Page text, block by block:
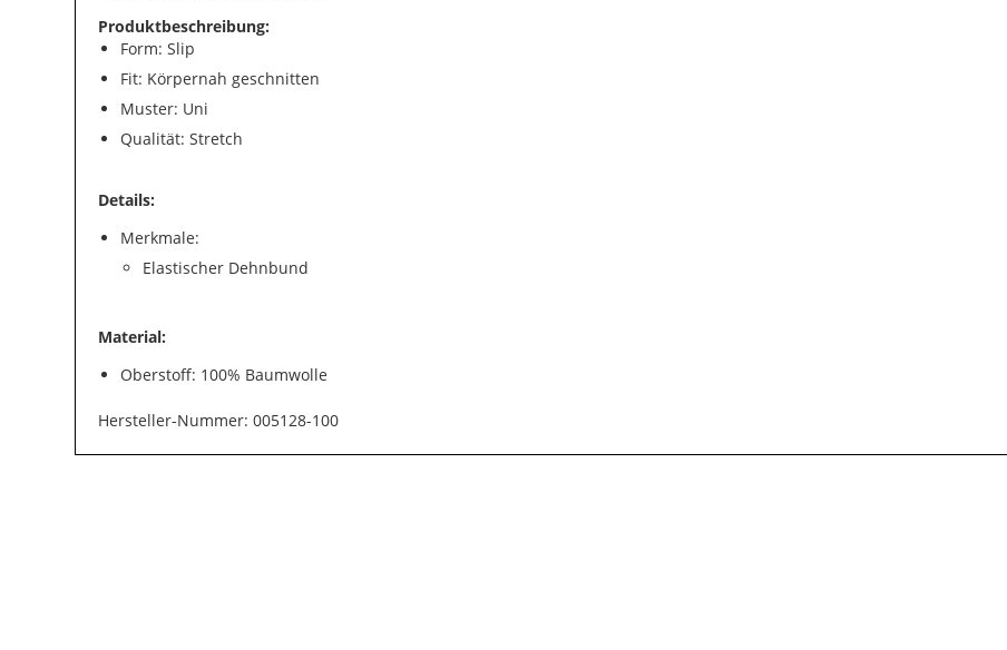
Produktbeschreibung:
Form: Slip
Fit: Körpernah geschnitten
Muster: Uni
Qualität: Stretch
Details:
Merkmale:
Elastischer Dehnbund
Material:
Oberstoff: 100% Baumwolle
Hersteller-Nummer: 005128-100